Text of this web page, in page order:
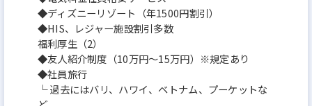
◆ディズニーリゾート（年1500円割引）
◆HIS、レジャー施設割引多数
福利厚生（2）
◆友人紹介制度（10万円～15万円）※規定あり
◆社員旅行
└ 過去にはバリ、ハワイ、ベトナム、プーケットな